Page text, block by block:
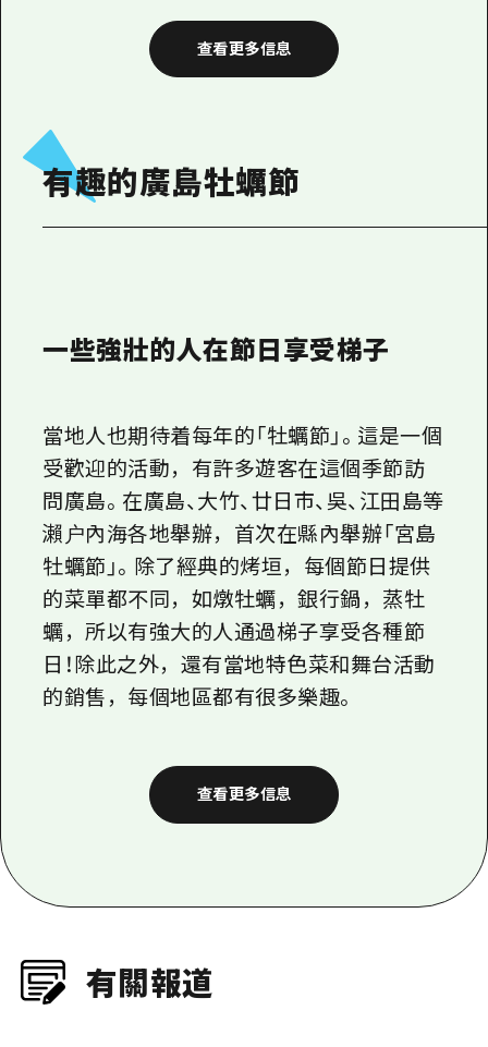
查看更多信息
有趣的廣島牡蠣節
一些強壯的人在節日享受梯子
當地人也期待着每年的「牡蠣節」。這是一個
受歡迎的活動，有許多遊客在這個季節訪
問廣島。在廣島、大竹、廿日市、吳、江田島等
牡蠣節」。除了經典的烤垣，每個節日提供
的菜單都不同，如燉牡蠣，銀行鍋，蒸牡
的銷售，每個地區都有很多樂趣。
查看更多信息